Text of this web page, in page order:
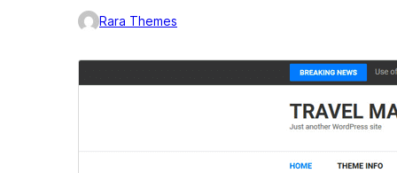
Rara Themes